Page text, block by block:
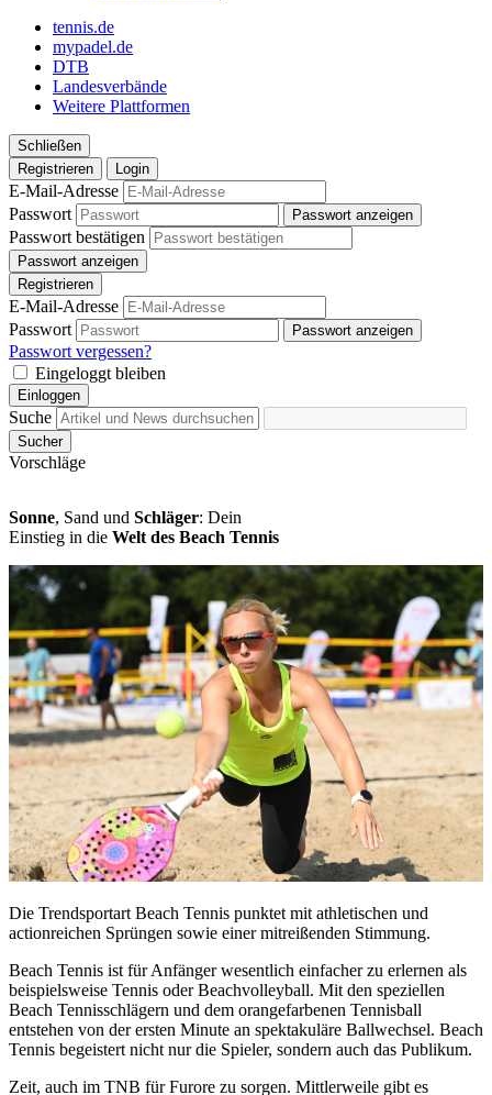
tennis.de
mypadel.de
DTB
Landesverbände
Weitere Plattformen
Schließen
Registrieren
Login
E-Mail-Adresse
Passwort
Passwort anzeigen
Passwort bestätigen
Passwort anzeigen
Registrieren
E-Mail-Adresse
Passwort
Passwort anzeigen
Passwort vergessen?
Eingeloggt bleiben
Einloggen
Suche
Sucher
Vorschläge
Sonne, Sand und Schläger: Dein
Einstieg in die Welt des Beach Tennis
Die Trendsportart Beach Tennis punktet mit athletischen und
actionreichen Sprüngen sowie einer mitreißenden Stimmung.
Beach Tennis ist für Anfänger wesentlich einfacher zu erlernen als
beispielsweise Tennis oder Beachvolleyball. Mit den speziellen
Beach Tennisschlägern und dem orangefarbenen Tennisball
entstehen von der ersten Minute an spektakuläre Ballwechsel. Beach
Tennis begeistert nicht nur die Spieler, sondern auch das Publikum.
Zeit, auch im TNB für Furore zu sorgen. Mittlerweile gibt es